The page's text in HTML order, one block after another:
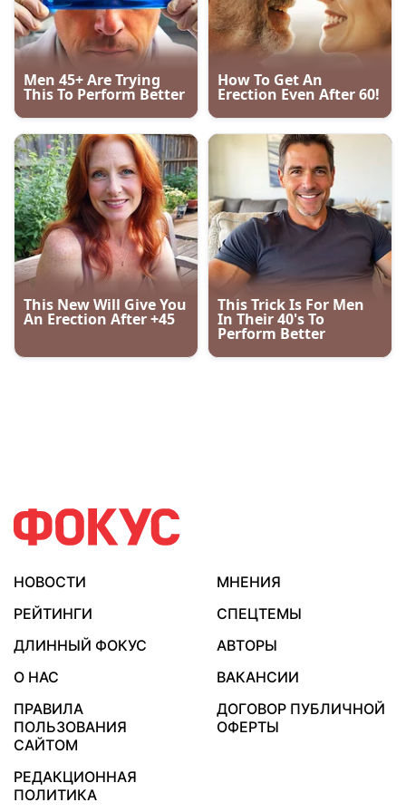
НОВОСТИ
МНЕНИЯ
РЕЙТИНГИ
СПЕЦТЕМЫ
ДЛИННЫЙ ФОКУС
АВТОРЫ
О НАС
ВАКАНСИИ
ПРАВИЛА
ПОЛЬЗОВАНИЯ
САЙТОМ
ДОГОВОР ПУБЛИЧНОЙ
ОФЕРТЫ
РЕДАКЦИОННАЯ
ПОЛИТИКА